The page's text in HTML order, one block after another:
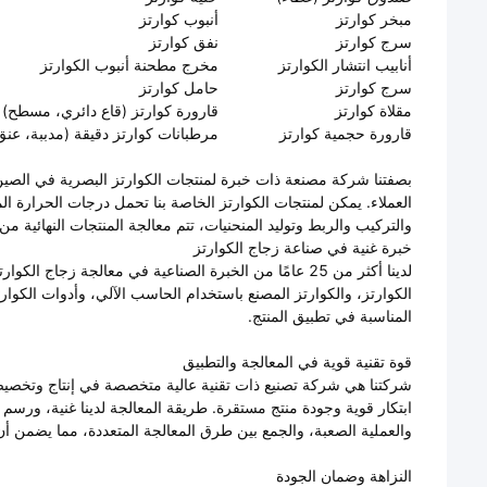
مبخر كوارتز
أنبوب كوارتز
سرج كوارتز
نفق كوارتز
أنابيب انتشار الكوارتز
مخرج مطحنة أنبوب الكوارتز
سرج كوارتز
حامل كوارتز
مقلاة كوارتز
قارورة كوارتز (قاع دائري، مسطح)
قارورة حجمية كوارتز
مرطبانات كوارتز دقيقة (مدببة،
العملاء. يمكن لمنتجات الكوارتز الخاصة بنا تحمل درجات الحرارة
والتركيب والربط وتوليد المنحنيات، تتم معالجة المنتجات النهائية
خبرة غنية في صناعة زجاج الكوارتز
لدينا أكثر من 25 عامًا من الخبرة الصناعية في
الكوارتز، والكوارتز المصنع باستخدام الحاسب الآلي، وأدوات
المناسبة في تطبيق المنتج.
قوة تقنية قوية في المعالجة والتطبيق
شركتنا هي شركة تصنيع ذات تقنية عالية متخصصة في إنتاج
ابتكار قوية وجودة منتج مستقرة. طريقة المعالجة لدينا غنية، ورسم
والعملية الصعبة، والجمع بين طرق المعالجة المتعددة، مما يضمن
النزاهة وضمان الجودة